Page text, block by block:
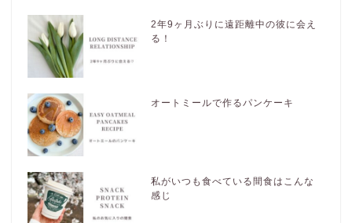
2年9ヶ月ぶりに遠距離中の彼に会え
る！
オートミールで作るパンケーキ
私がいつも食べている間食はこんな
感じ